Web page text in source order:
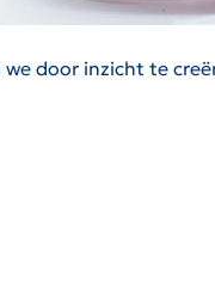
door inzicht te